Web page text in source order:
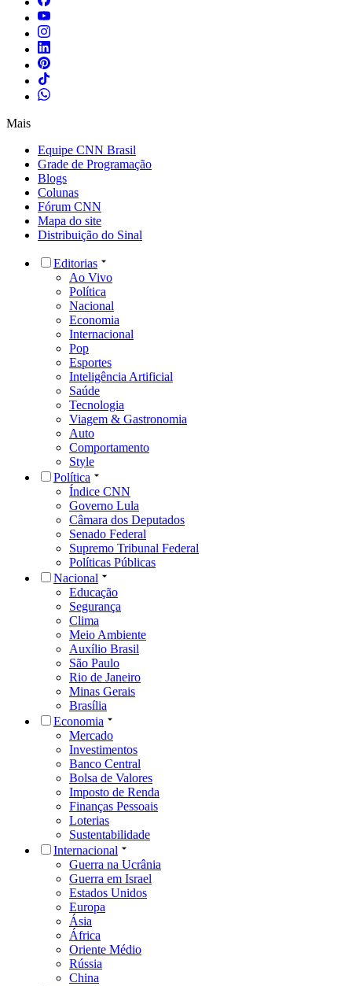
Mais
Equipe CNN Brasil
Grade de Programação
Blogs
Colunas
Fórum CNN
Mapa do site
Distribuição do Sinal
Editorias
Ao Vivo
Política
Nacional
Economia
Internacional
Pop
Esportes
Inteligência Artificial
Saúde
Tecnologia
Viagem & Gastronomia
Auto
Comportamento
Style
Política
Índice CNN
Governo Lula
Câmara dos Deputados
Senado Federal
Supremo Tribunal Federal
Políticas Públicas
Nacional
Educação
Segurança
Clima
Meio Ambiente
Auxílio Brasil
São Paulo
Rio de Janeiro
Minas Gerais
Brasília
Economia
Mercado
Investimentos
Banco Central
Bolsa de Valores
Imposto de Renda
Finanças Pessoais
Loterias
Sustentabilidade
Internacional
Guerra na Ucrânia
Guerra em Israel
Estados Unidos
Europa
Ásia
África
Oriente Médio
Rússia
China